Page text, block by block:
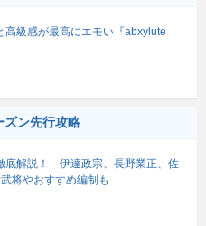
高級感が最高にエモい『abxylute
ズン先行攻略
底解説！ 伊達政宗、長野業正、佐
将やおすすめ編制も